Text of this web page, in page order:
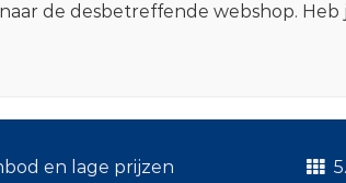
de desbetreffende webshop.
en lage prijzen